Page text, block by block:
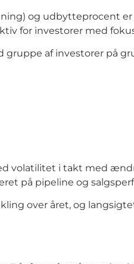
og udbytteprocent
for investorer med
af investorer på
volatilitet i takt med
på pipeline og
over året, og